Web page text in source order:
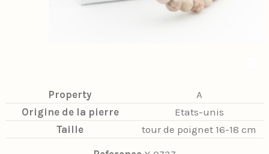
Property
A
Origine de la pierre
Etats-unis
Taille
tour de poignet 16-18 cm